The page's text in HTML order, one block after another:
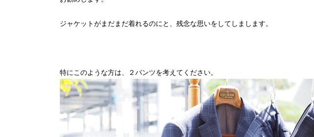
ジャケットがまだまだ着れるのにと、残念な思いをしてしまします。
特にこのような方は、２パンツを考えてください。